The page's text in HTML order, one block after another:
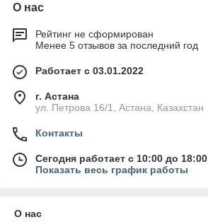
О нас
Рейтинг не сформирован
Менее 5 отзывов за последний год
Работает с 03.01.2022
г. Астана
ул. Петрова 16/1, Астана, Казахстан
Контакты
Сегодня работает с 10:00 до 18:00
Показать весь график работы
О нас